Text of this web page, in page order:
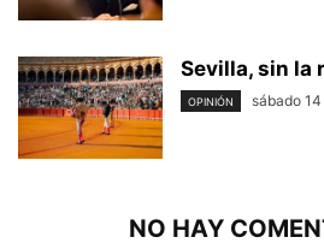
Sevilla, sin la
OPINIÓN sábado
NO HAY